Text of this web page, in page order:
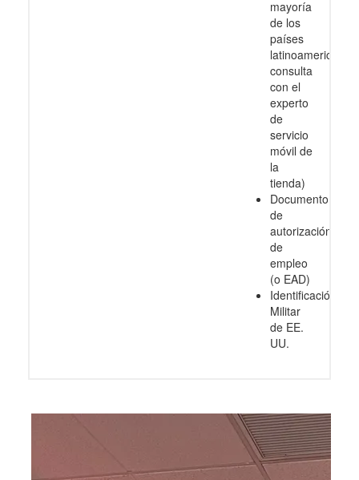
mayoría
de los
países
latinoamericanos,
consulta
con el
experto
de
servicio
móvil de
la
tienda)
Documento
de
autorización
de
empleo
(o EAD)
Identificación
Militar
de EE.
UU.